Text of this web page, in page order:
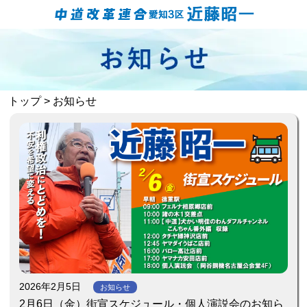
トップ> お知らせ
2026年2月5日 お知らせ
2月6日（金）街宣スケジュール・個人演説会のお知ら